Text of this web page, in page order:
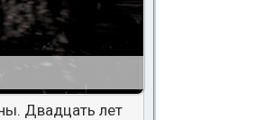
Двадцать лет